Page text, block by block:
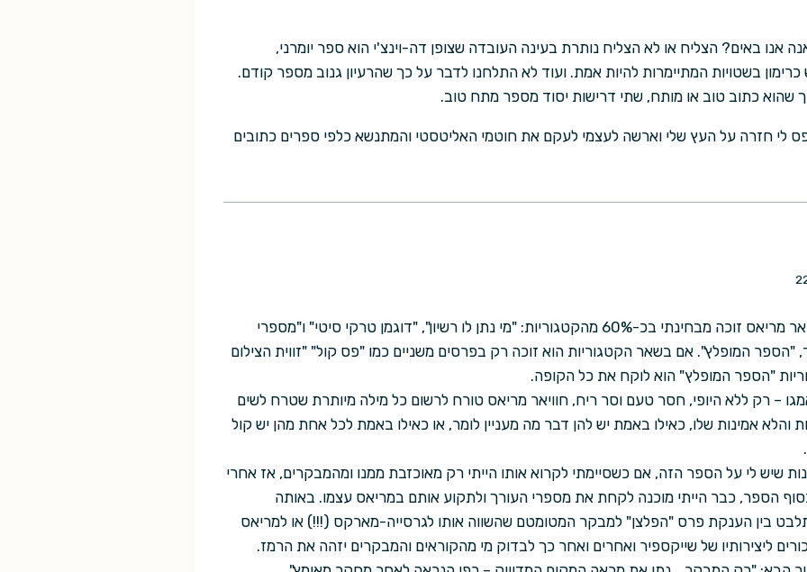
אנו באים? הצליח או לא הצליח נותרת בעינה העובדה שצופן דה-וינצ'י הוא ספר יומרני,
בשטויות המתיימרות להיות אמת. ועוד לא התלחנו לדבר על כך שהרעיון גנוב מספר קודם.
שהוא כתוב טוב או מותח, שתי דרישות יסוד מספר מתח טוב.
לי חזרה על העץ שלי וארשה לעצמי לעקם את חוטמי האליטסטי והמתנשא כלפי ספרים כתובים
"מחר בקרב חשוב עלי" של חוויאר מריאס זוכה מבחינתי בכ-60% מהקטגוריות: "מי נתן לו רשיון", "דוגמן טרקי סיטי" ו"מספרי
"הספר המופלץ". אם בשאר הקטגוריות הוא זוכה רק בפרסים משניים כמו "פס קול" "זווית הצילום
"הספר המופלץ" הוא לוקח את כל הקופה.
– רק ללא היופי, חסר טעם וסר ריח, חוויאר מריאס טורח לרשום כל מילה מיותרת שטרח לשים
והלא אמינות שלו, כאילו באמת יש להן דבר מה מעניין לומר, או כאילו באמת לכל אחת מהן יש קול
שיש לי על הספר הזה, אם כשסיימתי לקרוא אותו הייתי רק מאוכזבת ממנו ומהמבקרים, אז אחרי
הספר, כבר הייתי מוכנה לקחת את מספרי העורך ולתקוע אותם במריאס עצמו. באותה
בין הענקת פרס "הפלצן" למבקר המטומטם שהשווה אותו לגרסייה-מארקס (!!!) או למריאס
ליצירותיו של שייקספיר ואחרים ואחר כך לבדוק מי מהקוראים והמבקרים יזהה את הרמז.